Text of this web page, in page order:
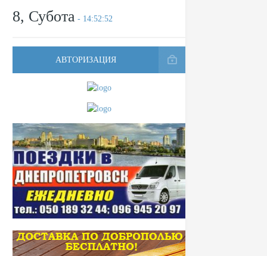
8, Субота - 14:52:52
АВТОРИЗАЦИЯ